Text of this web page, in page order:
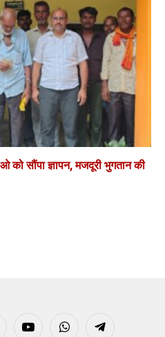
को सौंपा ज्ञापन, मजदूरी भुगतान की
YouTubeWhatsAppTelegram